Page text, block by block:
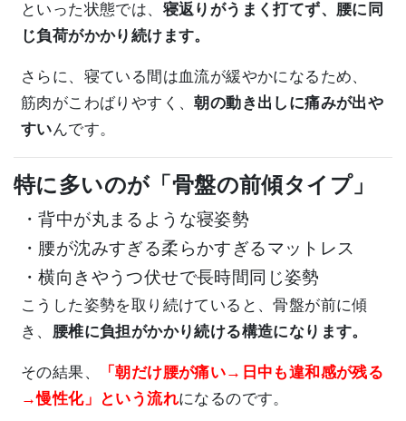
といった状態では、 寝返りがうまく打てず、 腰に同
じ負荷がかかり続けます。
さらに、寝ている間は血流が緩やかになるため、
筋肉がこわばりやすく、朝の動き出しに痛みが出や
すいんです。
特に多いのが「骨盤の前傾タイプ」
・背中が丸まるような寝姿勢
・腰が沈みすぎる柔らかすぎるマットレス
・横向きやうつ伏せで長時間同じ姿勢
こうした姿勢を取り続けていると、骨盤が前に傾
き、 腰椎に負担がかかり続ける構造になります。
その結果、
「朝だけ腰が痛い→日中も違和感が残る
→慢性化」
という流れになるのです。